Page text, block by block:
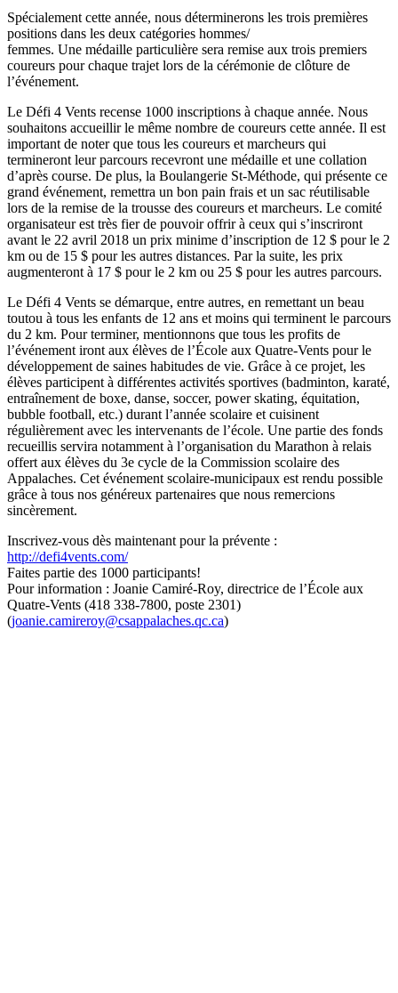
Spécialement cette année, nous déterminerons les trois premières
positions dans les deux catégories hommes/
femmes. Une médaille particulière sera remise aux trois premiers
coureurs pour chaque trajet lors de la cérémonie de clôture de
l’événement.
Le Défi 4 Vents recense 1000 inscriptions à chaque année. Nous
souhaitons accueillir le même nombre de coureurs cette année. Il est
important de noter que tous les coureurs et marcheurs qui
termineront leur parcours recevront une médaille et une collation
d’après course. De plus, la Boulangerie St-Méthode, qui présente ce
grand événement, remettra un bon pain frais et un sac réutilisable
lors de la remise de la trousse des coureurs et marcheurs. Le comité
organisateur est très fier de pouvoir offrir à ceux qui s’inscriront
avant le 22 avril 2018 un prix minime d’inscription de 12 $ pour le 2
km ou de 15 $ pour les autres distances. Par la suite, les prix
augmenteront à 17 $ pour le 2 km ou 25 $ pour les autres parcours.
Le Défi 4 Vents se démarque, entre autres, en remettant un beau
toutou à tous les enfants de 12 ans et moins qui terminent le parcours
du 2 km. Pour terminer, mentionnons que tous les profits de
l’événement iront aux élèves de l’École aux Quatre-Vents pour le
développement de saines habitudes de vie. Grâce à ce projet, les
élèves participent à différentes activités sportives (badminton, karaté,
entraînement de boxe, danse, soccer, power skating, équitation,
bubble football, etc.) durant l’année scolaire et cuisinent
régulièrement avec les intervenants de l’école. Une partie des fonds
recueillis servira notamment à l’organisation du Marathon à relais
offert aux élèves du 3e cycle de la Commission scolaire des
Appalaches. Cet événement scolaire-municipaux est rendu possible
grâce à tous nos généreux partenaires que nous remercions
sincèrement.
Inscrivez-vous dès maintenant pour la prévente :
http://defi4vents.com/
Faites partie des 1000 participants!
Pour information : Joanie Camiré-Roy, directrice de l’École aux
Quatre-Vents (418 338-7800, poste 2301)
(joanie.camireroy@csappalaches.qc.ca)